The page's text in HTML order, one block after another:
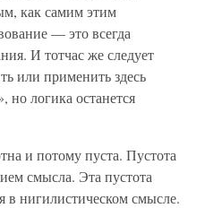
как самим этим
— это всегда
И тотчас же следует
или применить здесь
но логика останется
и потому пуста. Пустота
смысла. Эта пустота
в нигилистическом смысле.